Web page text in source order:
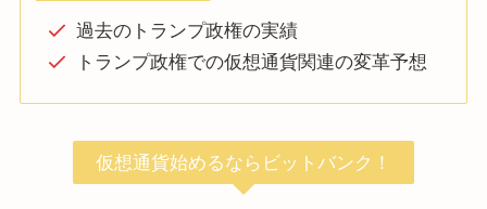
過去のトランプ政権の実績
トランプ政権での仮想通貨関連の変革予想
仮想通貨始めるならビットバンク！